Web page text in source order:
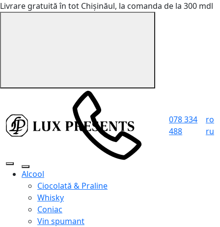
Livrare gratuită în tot Chișinăul, la comanda de la 300 mdl
078 334
488
ro
ru
Alcool
Ciocolată & Praline
Whisky
Coniac
Vin spumant